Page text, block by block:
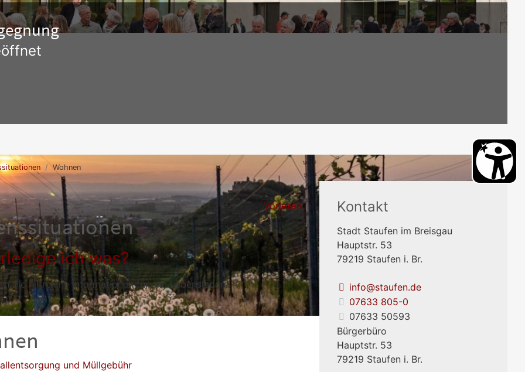
Wohnen
Vorlesen
ich was?
Sie hilfreiche Informationen für alle Lebenslagen.
und Müllgebühr
Kontakt
Stadt Staufen im Breisgau
Hauptstr. 53
79219 Staufen i. Br.
info@staufen.de
07633 805-0
07633 50593
Bürgerbüro
Hauptstr. 53
79219 Staufen i. Br.